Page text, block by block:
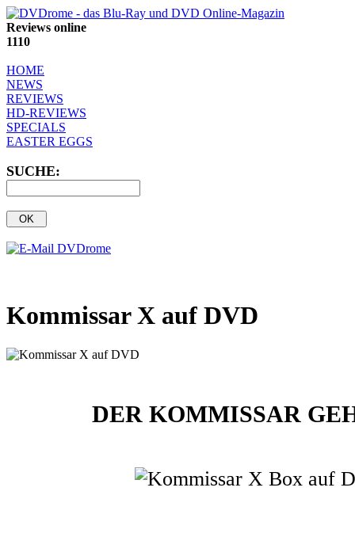
Reviews online
1110
HOME
NEWS
REVIEWS
HD-REVIEWS
SPECIALS
EASTER EGGS
SUCHE:
Kommissar X auf DVD
DER KOMMISSAR